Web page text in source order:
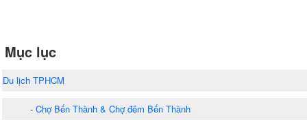
Mục lục
Du lịch TPHCM
- Chợ Bến Thành & Chợ đêm Bến Thành